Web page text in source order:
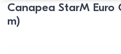
Canapea StarM Euro
m)